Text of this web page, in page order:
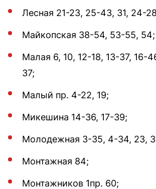
Лесная 21-23, 25-43, 31, 24-
Майкопская 38-54, 53-55, 54;
Малая 6, 10, 12-18, 13-37, 16-
37;
Малый пр. 4-22, 19;
Микешина 14-36, 17-39;
Молодежная 3-35, 4-34, 23,
Монтажная 84;
Монтажников 1пр. 60;